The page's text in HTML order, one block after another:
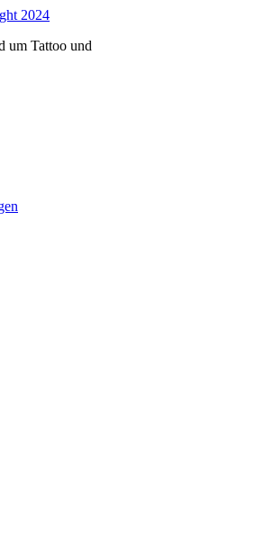
um Tattoo und